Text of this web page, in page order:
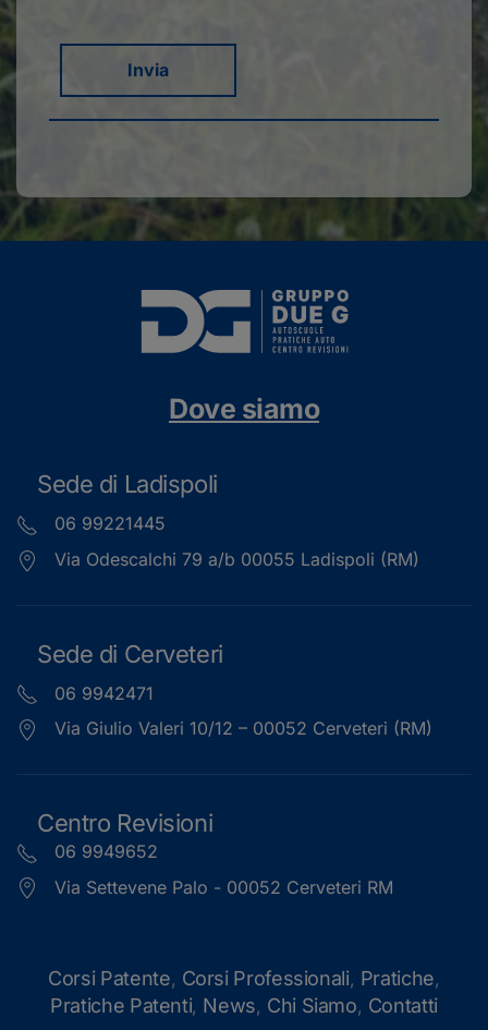
Invia
Dove siamo
Sede di Ladispoli
06 99221445
Via Odescalchi 79 a/b 00055 Ladispoli (RM)
Sede di Cerveteri
06 9942471
Via Giulio Valeri 10/12 – 00052 Cerveteri (RM)
Centro Revisioni
06 9949652
Via Settevene Palo - 00052 Cerveteri RM
Corsi Patente, Corsi Professionali, Pratiche,
Pratiche Patenti, News, Chi Siamo, Contatti